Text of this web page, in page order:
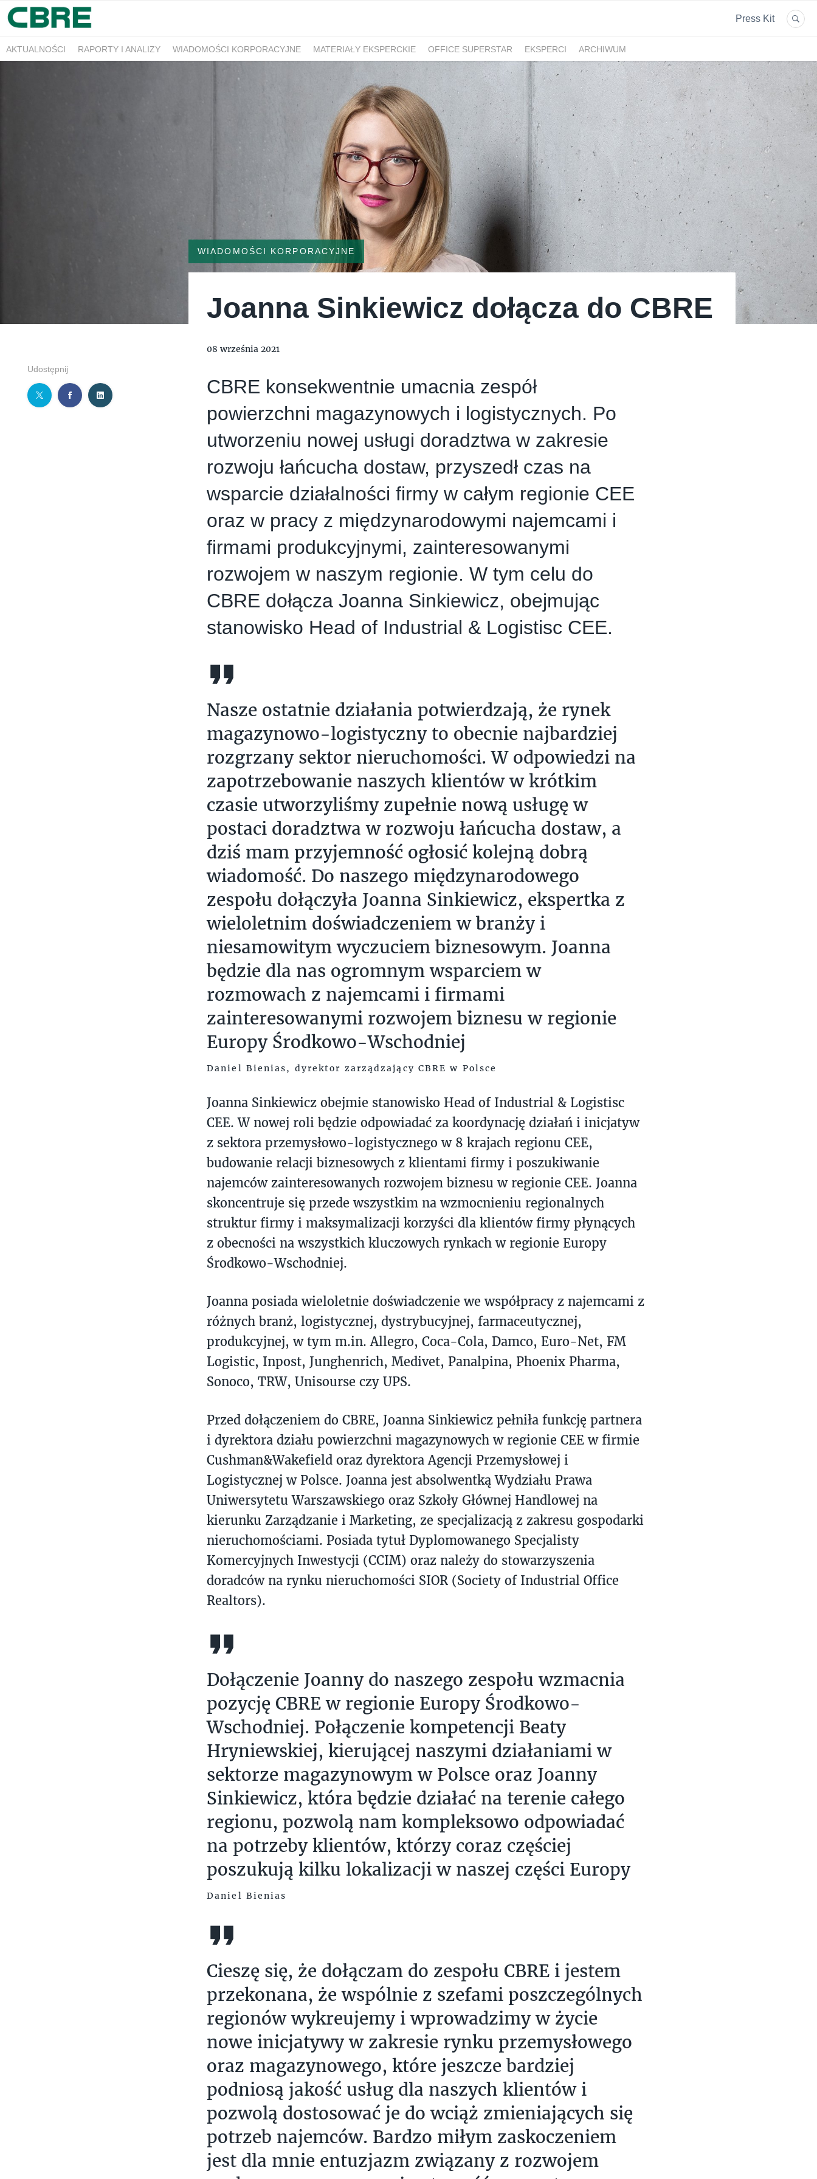
Press Kit
AKTUALNOŚCI RAPORTY I ANALIZY WIADOMOŚCI KORPORACYJNE MATERIAŁY EKSPERCKIE OFFICE SUPERSTAR EKSPERCI ARCHIWUM
Udostępnij
WIADOMOŚCI KORPORACYJNE
Joanna Sinkiewicz dołącza do CBRE
08 września 2021
CBRE konsekwentnie umacnia zespół
powierzchni magazynowych i logistycznych. Po
utworzeniu nowej usługi doradztwa w zakresie
rozwoju łańcucha dostaw, przyszedł czas na
wsparcie działalności firmy w całym regionie CEE
oraz w pracy z międzynarodowymi najemcami i
firmami produkcyjnymi, zainteresowanymi
rozwojem w naszym regionie. W tym celu do
CBRE dołącza Joanna Sinkiewicz, obejmując
stanowisko Head of Industrial & Logistisc CEE.
Nasze ostatnie działania potwierdzają, że rynek
magazynowo-logistyczny to obecnie najbardziej
rozgrzany sektor nieruchomości. W odpowiedzi na
zapotrzebowanie naszych klientów w krótkim
czasie utworzyliśmy zupełnie nową usługę w
postaci doradztwa w rozwoju łańcucha dostaw, a
dziś mam przyjemność ogłosić kolejną dobrą
wiadomość. Do naszego międzynarodowego
zespołu dołączyła Joanna Sinkiewicz, ekspertka z
wieloletnim doświadczeniem w branży i
niesamowitym wyczuciem biznesowym. Joanna
będzie dla nas ogromnym wsparciem w
rozmowach z najemcami i firmami
zainteresowanymi rozwojem biznesu w regionie
Europy Środkowo-Wschodniej
Daniel Bienias, dyrektor zarządzający CBRE w Polsce
Joanna Sinkiewicz obejmie stanowisko Head of Industrial & Logistisc
CEE. W nowej roli będzie odpowiadać za koordynację działań i inicjatyw
z sektora przemysłowo-logistycznego w 8 krajach regionu CEE,
budowanie relacji biznesowych z klientami firmy i poszukiwanie
najemców zainteresowanych rozwojem biznesu w regionie CEE. Joanna
skoncentruje się przede wszystkim na wzmocnieniu regionalnych
struktur firmy i maksymalizacji korzyści dla klientów firmy płynących
z obecności na wszystkich kluczowych rynkach w regionie Europy
Środkowo-Wschodniej.
Joanna posiada wieloletnie doświadczenie we współpracy z najemcami z
różnych branż, logistycznej, dystrybucyjnej, farmaceutycznej,
produkcyjnej, w tym m.in. Allegro, Coca-Cola, Damco, Euro-Net, FM
Logistic, Inpost, Junghenrich, Medivet, Panalpina, Phoenix Pharma,
Sonoco, TRW, Unisourse czy UPS.
Przed dołączeniem do CBRE, Joanna Sinkiewicz pełniła funkcję partnera
i dyrektora działu powierzchni magazynowych w regionie CEE w firmie
Cushman&Wakefield oraz dyrektora Agencji Przemysłowej i
Logistycznej w Polsce. Joanna jest absolwentką Wydziału Prawa
Uniwersytetu Warszawskiego oraz Szkoły Głównej Handlowej na
kierunku Zarządzanie i Marketing, ze specjalizacją z zakresu gospodarki
nieruchomościami. Posiada tytuł Dyplomowanego Specjalisty
Komercyjnych Inwestycji (CCIM) oraz należy do stowarzyszenia
doradców na rynku nieruchomości SIOR (Society of Industrial Office
Realtors).
Dołączenie Joanny do naszego zespołu wzmacnia
pozycję CBRE w regionie Europy Środkowo-
Wschodniej. Połączenie kompetencji Beaty
Hryniewskiej, kierującej naszymi działaniami w
sektorze magazynowym w Polsce oraz Joanny
Sinkiewicz, która będzie działać na terenie całego
regionu, pozwolą nam kompleksowo odpowiadać
na potrzeby klientów, którzy coraz częściej
poszukują kilku lokalizacji w naszej części Europy
Daniel Bienias
Cieszę się, że dołączam do zespołu CBRE i jestem
przekonana, że wspólnie z szefami poszczególnych
regionów wykreujemy i wprowadzimy w życie
nowe inicjatywy w zakresie rynku przemysłowego
oraz magazynowego, które jeszcze bardziej
podniosą jakość usług dla naszych klientów i
pozwolą dostosować je do wciąż zmieniających się
potrzeb najemców. Bardzo miłym zaskoczeniem
jest dla mnie entuzjazm związany z rozwojem